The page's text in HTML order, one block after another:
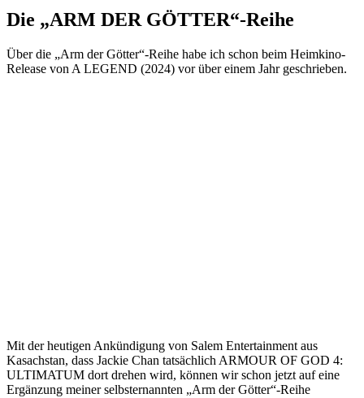
Die „ARM DER GÖTTER“-Reihe
Über die „Arm der Götter“-Reihe habe ich schon beim Heimkino-
Release von A LEGEND (2024) vor über einem Jahr geschrieben.
Mit der heutigen Ankündigung von Salem Entertainment aus
Kasachstan, dass Jackie Chan tatsächlich ARMOUR OF GOD 4:
ULTIMATUM dort drehen wird, können wir schon jetzt auf eine
Ergänzung meiner selbsternannten „Arm der Götter“-Reihe